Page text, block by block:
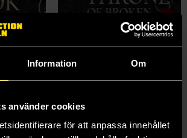
Information Om
använder cookies
för att anpassa innehållet
175 kr